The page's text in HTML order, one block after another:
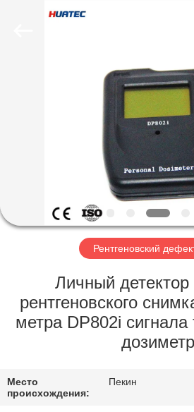
ПРОДУКТЫ
ПУТЕШЕСТВИЕ
ФАБРИКИ
ПРОВЕРКА
КАЧЕСТВА
МЫ
Рентгеновский
Личный
рентгеновского
метра DP802i сигнала
дозиметр
Место
происхождения:
Пекин